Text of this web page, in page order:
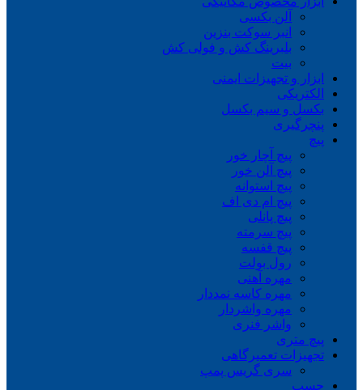
آلن بکسی
انبر سوکت بنزین
بلبرینگ کش و فولی کش
بیت
ابزار و تجهیزات ایمنی
الکتریکی
بکسل و سیم بکسل
پنچرگیری
پیچ
پیچ آچار خور
پیچ آلن خور
پیچ استوانه
پیچ ام دی اف
پیچ پانلی
پیچ سرمته
پیچ قفسه
رول بولت
مهره آهنی
مهره کاسه نمددار
مهره واشردار
واشر فنری
پیچ متری
تجهیزات تعمیرگاهی
سری گریس پمپ
چسب